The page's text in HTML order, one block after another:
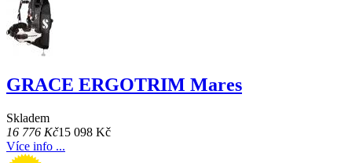
GRACE ERGOTRIM Mares
Skladem
16 776 Kč15 098 Kč
Více info ...